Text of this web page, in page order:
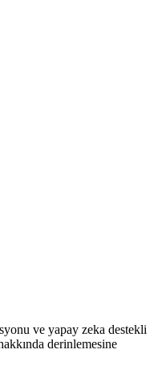
ve yapay zeka destekli
derinlemesine